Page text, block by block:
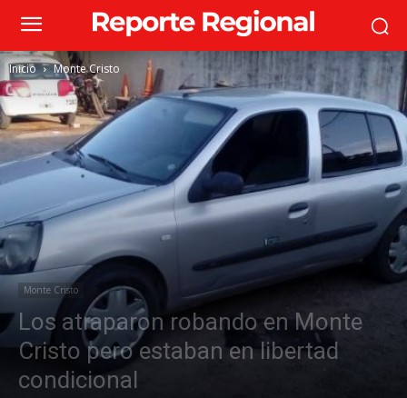
Inicio Monte Cristo
Monte Cristo
Los atraparon robando en Monte
Cristo pero estaban en libertad
condicional